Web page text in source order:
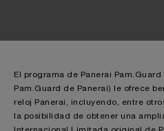
El programa de Panerai
Pam.Guard de Panerai) le ofrece
reloj Panerai, incluyendo, entre
la posibilidad de obtener una